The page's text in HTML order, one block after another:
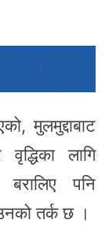
मुलमुद्दाबाट
लागि
बरालिए पनि
तर्क छ ।